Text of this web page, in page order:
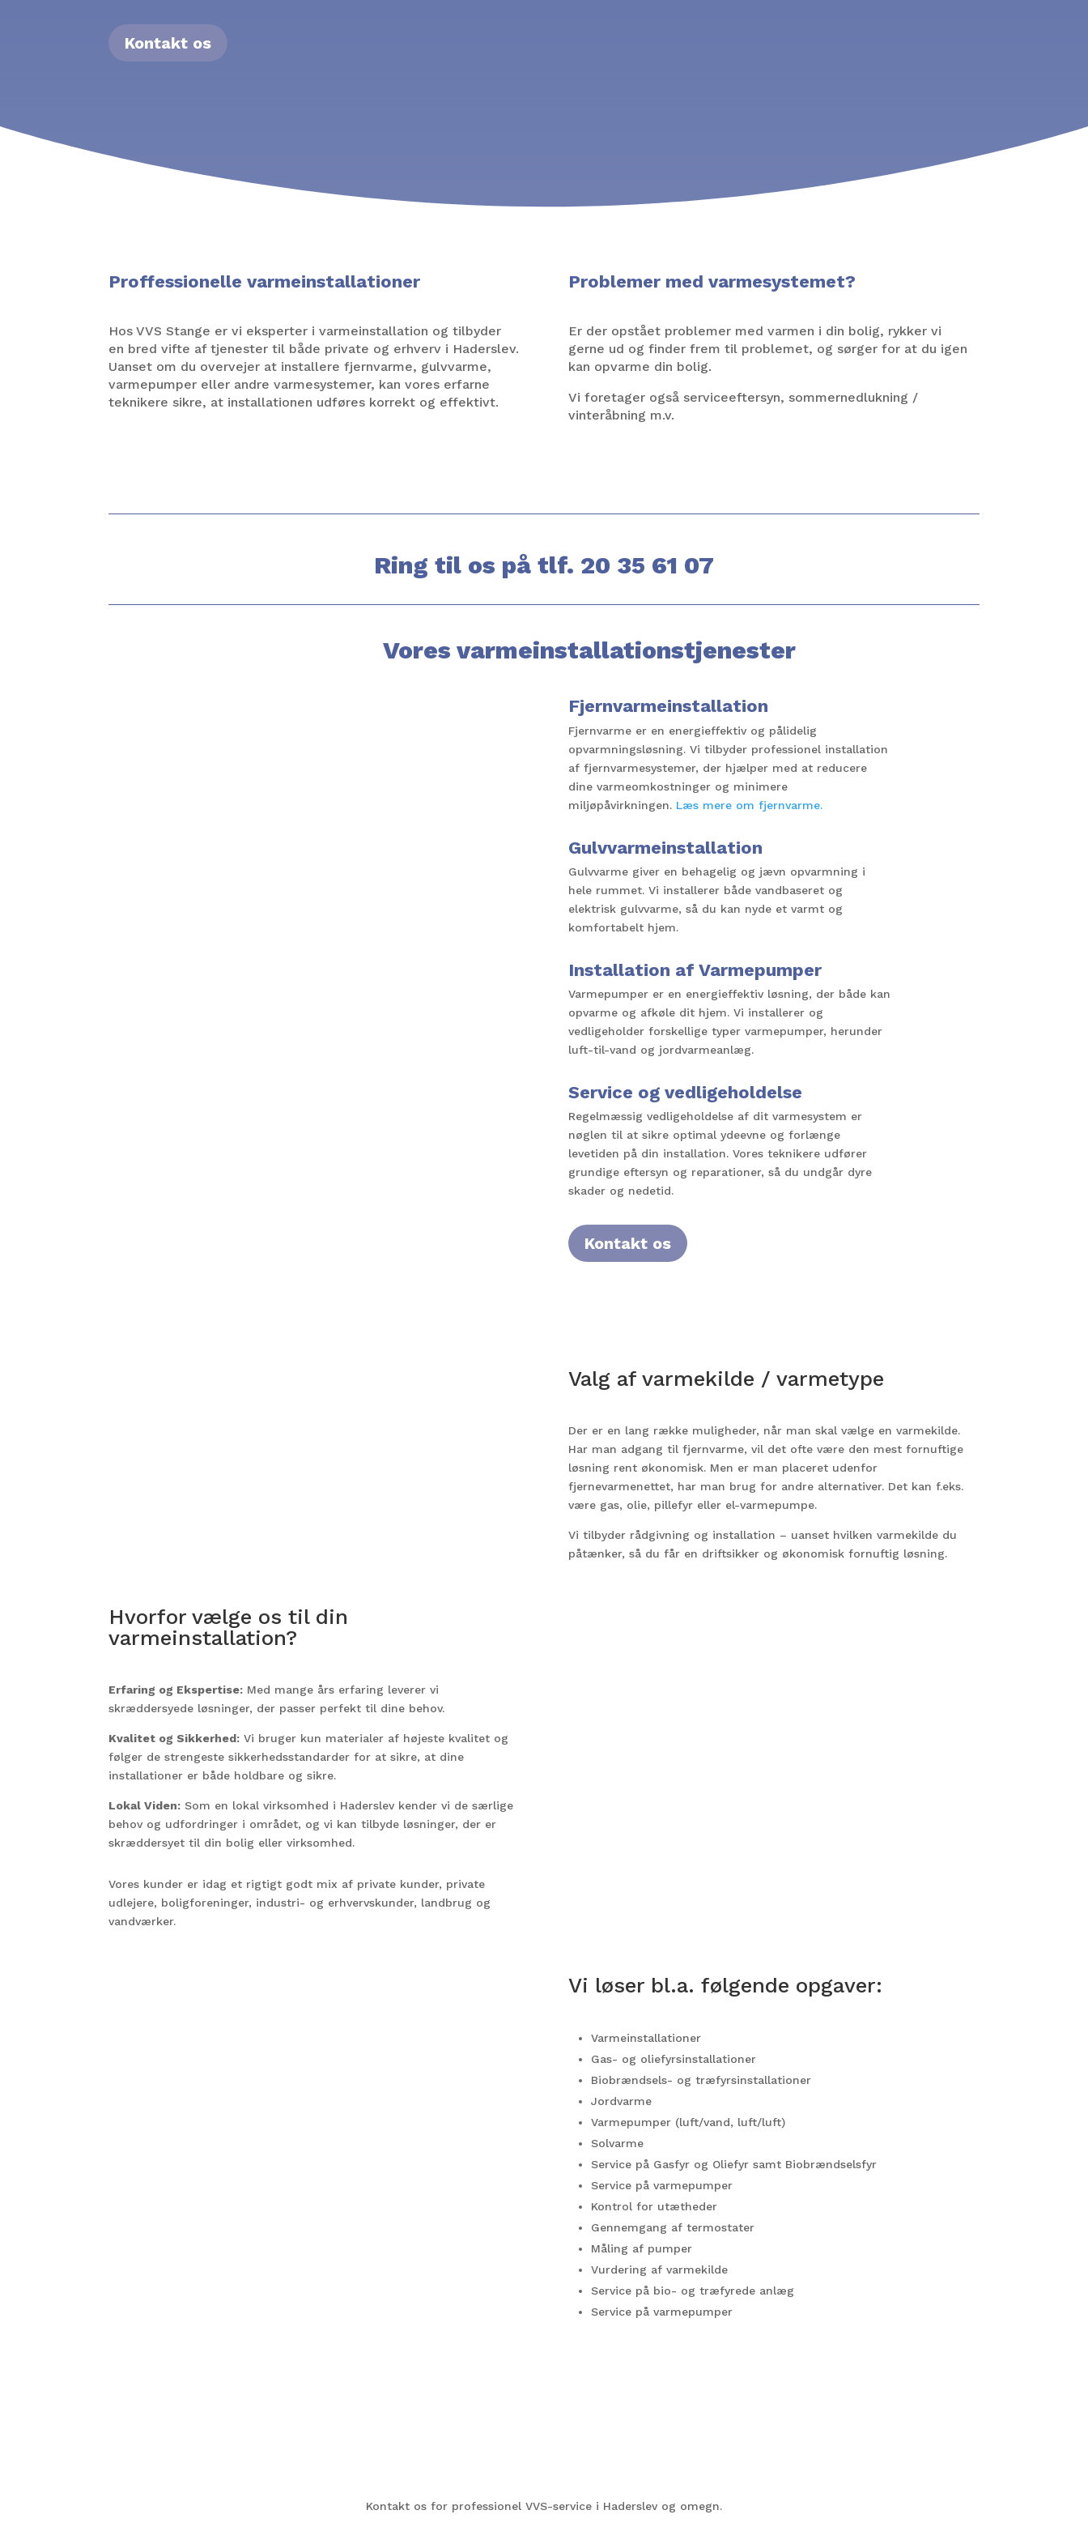
Kontakt os
Proffessionelle varmeinstallationer
Hos VVS Stange er vi eksperter i varmeinstallation og tilbyder
en bred vifte af tjenester til både private og erhverv i Haderslev.
Uanset om du overvejer at installere fjernvarme, gulvvarme,
varmepumper eller andre varmesystemer, kan vores erfarne
teknikere sikre, at installationen udføres korrekt og effektivt.
Problemer med varmesystemet?
Er der opstået problemer med varmen i din bolig, rykker vi
gerne ud og finder frem til problemet, og sørger for at du igen
kan opvarme din bolig.
Vi foretager også serviceeftersyn, sommernedlukning /
vinteråbning m.v.
Ring til os på tlf. 20 35 61 07
Vores varmeinstallationstjenester
Fjernvarmeinstallation
Fjernvarme er en energieffektiv og pålidelig
opvarmningsløsning. Vi tilbyder professionel installation
af fjernvarmesystemer, der hjælper med at reducere
dine varmeomkostninger og minimere
miljøpåvirkningen. Læs mere om fjernvarme.
Gulvvarmeinstallation
Gulvvarme giver en behagelig og jævn opvarmning i
hele rummet. Vi installerer både vandbaseret og
elektrisk gulvvarme, så du kan nyde et varmt og
komfortabelt hjem.
Installation af Varmepumper
Varmepumper er en energieffektiv løsning, der både kan
opvarme og afkøle dit hjem. Vi installerer og
vedligeholder forskellige typer varmepumper, herunder
luft-til-vand og jordvarmeanlæg.
Service og vedligeholdelse
Regelmæssig vedligeholdelse af dit varmesystem er
nøglen til at sikre optimal ydeevne og forlænge
levetiden på din installation. Vores teknikere udfører
grundige eftersyn og reparationer, så du undgår dyre
skader og nedetid.
Kontakt os
Valg af varmekilde / varmetype
Der er en lang række muligheder, når man skal vælge en varmekilde.
Har man adgang til fjernvarme, vil det ofte være den mest fornuftige
løsning rent økonomisk. Men er man placeret udenfor
fjernevarmenettet, har man brug for andre alternativer. Det kan f.eks.
være gas, olie, pillefyr eller el-varmepumpe.
Vi tilbyder rådgivning og installation – uanset hvilken varmekilde du
påtænker, så du får en driftsikker og økonomisk fornuftig løsning.
Hvorfor vælge os til din
varmeinstallation?
Erfaring og Ekspertise: Med mange års erfaring leverer vi
skræddersyede løsninger, der passer perfekt til dine behov.
Kvalitet og Sikkerhed: Vi bruger kun materialer af højeste kvalitet og
følger de strengeste sikkerhedsstandarder for at sikre, at dine
installationer er både holdbare og sikre.
Lokal Viden: Som en lokal virksomhed i Haderslev kender vi de særlige
behov og udfordringer i området, og vi kan tilbyde løsninger, der er
skræddersyet til din bolig eller virksomhed.
Vores kunder er idag et rigtigt godt mix af private kunder, private
udlejere, boligforeninger, industri- og erhvervskunder, landbrug og
vandværker.
Vi løser bl.a. følgende opgaver:
Varmeinstallationer
Gas- og oliefyrsinstallationer
Biobrændsels- og træfyrsinstallationer
Jordvarme
Varmepumper (luft/vand, luft/luft)
Solvarme
Service på Gasfyr og Oliefyr samt Biobrændselsfyr
Service på varmepumper
Kontrol for utætheder
Gennemgang af termostater
Måling af pumper
Vurdering af varmekilde
Service på bio- og træfyrede anlæg
Service på varmepumper
Kontakt os for professionel VVS-service i Haderslev og omegn.